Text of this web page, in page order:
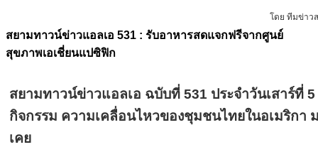
โดย ทีมข่าว
สยามทาวน์ข่าวแอลเอ 531 : รับอาหารสดแจกฟรีจากศูนย์
สุขภาพเอเชี่ยนแปซิฟิก
สยามทาวน์ข่าวแอลเอ ฉบับที่ 531 ประจำวันเสาร์ที่
กิจกรรม ความเคลื่อนไหวของชุมชนไทยในอเมริกา
เคย